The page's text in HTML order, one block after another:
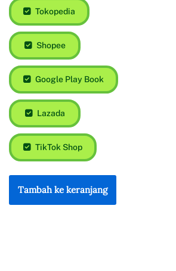
Tokopedia
Shopee
Google Play Book
Lazada
TikTok Shop
Tambah ke keranjang